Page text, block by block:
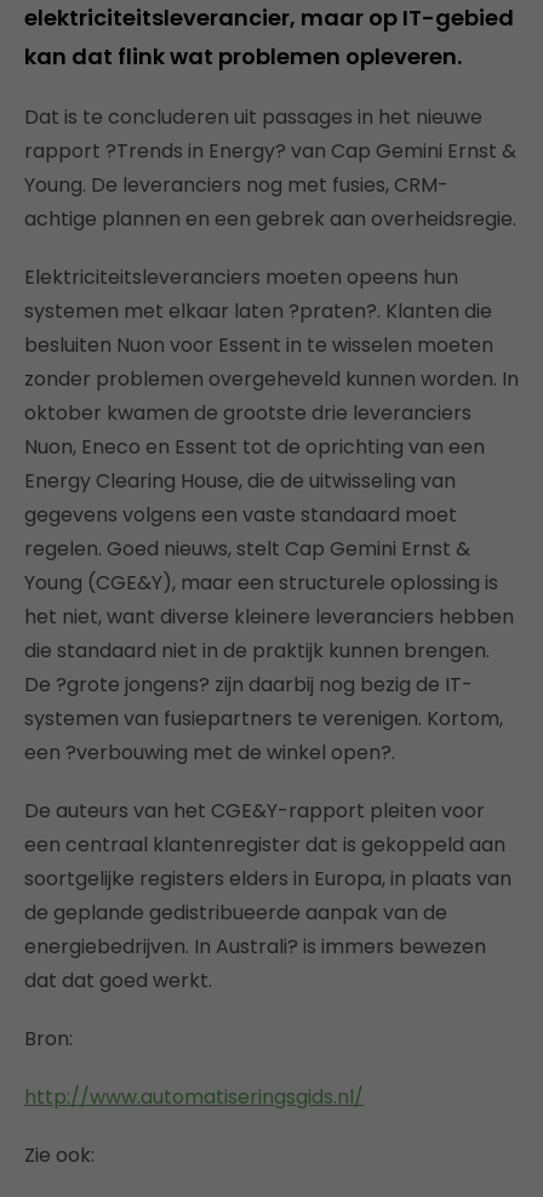
elektriciteitsleverancier, maar op IT-gebied
kan dat flink wat problemen opleveren.
Dat is te concluderen uit passages in het nieuwe
rapport ?Trends in Energy? van Cap Gemini Ernst &
Young. De leveranciers nog met fusies, CRM-
achtige plannen en een gebrek aan overheidsregie.
Elektriciteitsleveranciers moeten opeens hun
systemen met elkaar laten ?praten?. Klanten die
besluiten Nuon voor Essent in te wisselen moeten
zonder problemen overgeheveld kunnen worden. In
oktober kwamen de grootste drie leveranciers
Nuon, Eneco en Essent tot de oprichting van een
Energy Clearing House, die de uitwisseling van
gegevens volgens een vaste standaard moet
regelen. Goed nieuws, stelt Cap Gemini Ernst &
Young (CGE&Y), maar een structurele oplossing is
het niet, want diverse kleinere leveranciers hebben
die standaard niet in de praktijk kunnen brengen.
De ?grote jongens? zijn daarbij nog bezig de IT-
systemen van fusiepartners te verenigen. Kortom,
een ?verbouwing met de winkel open?.
De auteurs van het CGE&Y-rapport pleiten voor
een centraal klantenregister dat is gekoppeld aan
soortgelijke registers elders in Europa, in plaats van
de geplande gedistribueerde aanpak van de
energiebedrijven. In Australi? is immers bewezen
dat dat goed werkt.
Bron:
http://www.automatiseringsgids.nl/
Zie ook: